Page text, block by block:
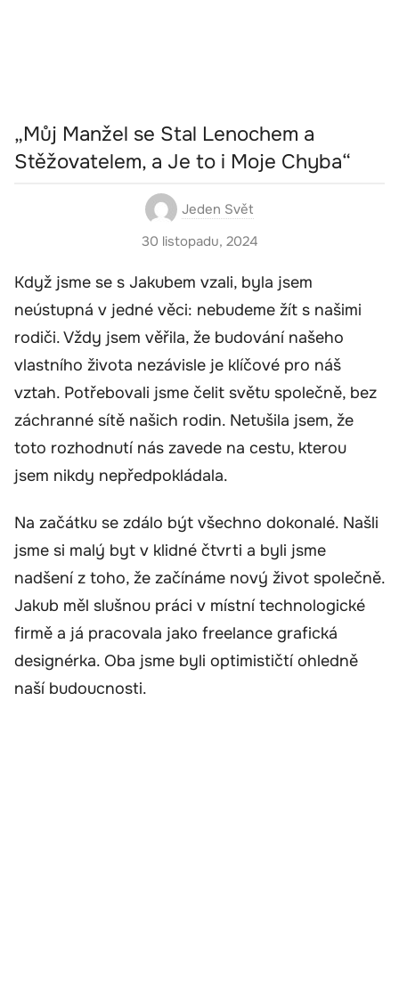
„Můj Manžel se Stal Lenochem a
Stěžovatelem, a Je to i Moje Chyba“
Jeden Svět
30 listopadu, 2024
Když jsme se s Jakubem vzali, byla jsem
neústupná v jedné věci: nebudeme žít s našimi
rodiči. Vždy jsem věřila, že budování našeho
vlastního života nezávisle je klíčové pro náš
vztah. Potřebovali jsme čelit světu společně, bez
záchranné sítě našich rodin. Netušila jsem, že
toto rozhodnutí nás zavede na cestu, kterou
jsem nikdy nepředpokládala.
Na začátku se zdálo být všechno dokonalé. Našli
jsme si malý byt v klidné čtvrti a byli jsme
nadšení z toho, že začínáme nový život společně.
Jakub měl slušnou práci v místní technologické
firmě a já pracovala jako freelance grafická
designérka. Oba jsme byli optimističtí ohledně
naší budoucnosti.